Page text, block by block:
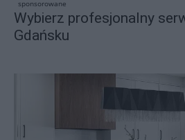
sponsorowane
Wybierz profesjonalny
Gdańsku